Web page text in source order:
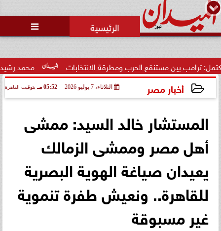

محمد رشيدي: لقاء بين مستنقع الحرب ومطرقة الانتخابات
أخبار مصر الثلاثاء، 7 يوليو 2026 05:52 مـ بتوقيت القاهرة
المستشار خالد السيد: ممشى
أهل مصر وممشى الزمالك
يعيدان صياغة الهوية البصرية
للقاهرة.. ونعيش طفرة تنموية
غير مسبوقة